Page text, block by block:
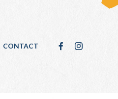
CONTACT